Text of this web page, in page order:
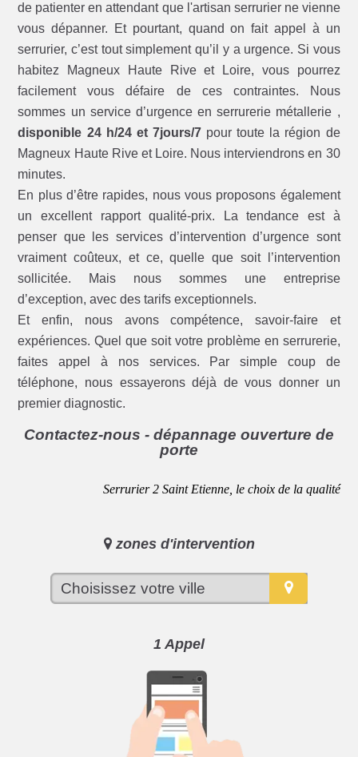
de patienter en attendant que l'artisan serrurier ne vienne
vous dépanner. Et pourtant, quand on fait appel à un
serrurier, c’est tout simplement qu’il y a urgence. Si vous
habitez Magneux Haute Rive et Loire, vous pourrez
facilement vous défaire de ces contraintes. Nous
sommes un service d’urgence en serrurerie métallerie ,
disponible 24 h/24 et 7jours/7pour toute la région de
Magneux Haute Rive et Loire. Nous interviendrons en 30
minutes.
En plus d’être rapides, nous vous proposons également
un excellent rapport qualité-prix. La tendance est à
penser que les services d’intervention d’urgence sont
vraiment coûteux, et ce, quelle que soit l’intervention
sollicitée. Mais nous sommes une entreprise
d’exception, avec des tarifs exceptionnels.
Et enfin, nous avons compétence, savoir-faire et
expériences. Quel que soit votre problème en serrurerie,
faites appel à nos services. Par simple coup de
téléphone, nous essayerons déjà de vous donner un
premier diagnostic.
Contactez-nous - dépannage ouverture de
porte
Serrurier 2 Saint Etienne, le choix de la qualité
zones d'intervention
1 Appel